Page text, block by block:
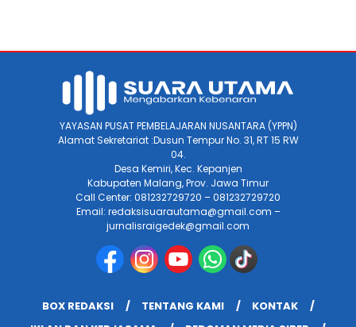
YAYASAN PUSAT PEMBELAJARAN NUSANTARA (YPPN)
Alamat Sekretariat :Dusun Tempur No. 31, RT 15 RW
04.
Desa Kemiri, Kec. Kepanjen
Kabupaten Malang, Prov. Jawa Timur
Call Center: 081232729720 – 081232729720
Email: redaksisuarautama@gmail.com –
jurnalisraigedek@gmail.com
BOX REDAKSI TENTANG KAMI
KONTAK